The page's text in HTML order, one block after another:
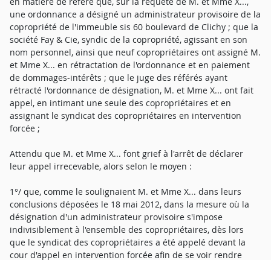
une ordonnance a désigné un administrateur provisoire de la
copropriété de l'immeuble sis 60 boulevard de Clichy ; que la
société Fay & Cie, syndic de la copropriété, agissant en son
nom personnel, ainsi que neuf copropriétaires ont assigné M.
et Mme X... en rétractation de l'ordonnance et en paiement
de dommages-intérêts ; que le juge des référés ayant
rétracté l'ordonnance de désignation, M. et Mme X... ont fait
appel, en intimant une seule des copropriétaires et en
assignant le syndicat des copropriétaires en intervention
forcée ;
Attendu que M. et Mme X... font grief à l'arrêt de déclarer
leur appel irrecevable, alors selon le moyen :
1°/ que, comme le soulignaient M. et Mme X... dans leurs
conclusions déposées le 18 mai 2012, dans la mesure où la
désignation d'un administrateur provisoire s'impose
indivisiblement à l'ensemble des copropriétaires, dès lors
que le syndicat des copropriétaires a été appelé devant la
cour d'appel en intervention forcée afin de se voir rendre